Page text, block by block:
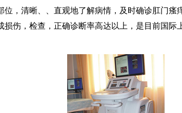
位，清晰、、直观地了解病情，及时确诊肛门瘙
损伤，检查，正确诊断率高达以上，是目前国际